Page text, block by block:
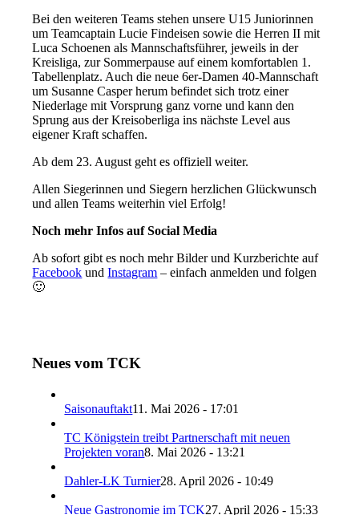
Bei den weiteren Teams stehen unsere U15 Juniorinnen
um Teamcaptain Lucie Findeisen sowie die Herren II mit
Luca Schoenen als Mannschaftsführer, jeweils in der
Kreisliga, zur Sommerpause auf einem komfortablen 1.
Tabellenplatz. Auch die neue 6er-Damen 40-Mannschaft
um Susanne Casper herum befindet sich trotz einer
Niederlage mit Vorsprung ganz vorne und kann den
Sprung aus der Kreisoberliga ins nächste Level aus
eigener Kraft schaffen.
Ab dem 23. August geht es offiziell weiter.
Allen Siegerinnen und Siegern herzlichen Glückwunsch
und allen Teams weiterhin viel Erfolg!
Noch mehr Infos auf Social Media
Ab sofort gibt es noch mehr Bilder und Kurzberichte auf
Facebook undInstagram – einfach anmelden und folgen
🙂
Neues vom TCK
Saisonauftakt11. Mai 2026 - 17:01
TC Königstein treibt Partnerschaft mit neuen
Projekten voran8. Mai 2026 - 13:21
Dahler-LK Turnier28. April 2026 - 10:49
Neue Gastronomie im TCK27. April 2026 - 15:33